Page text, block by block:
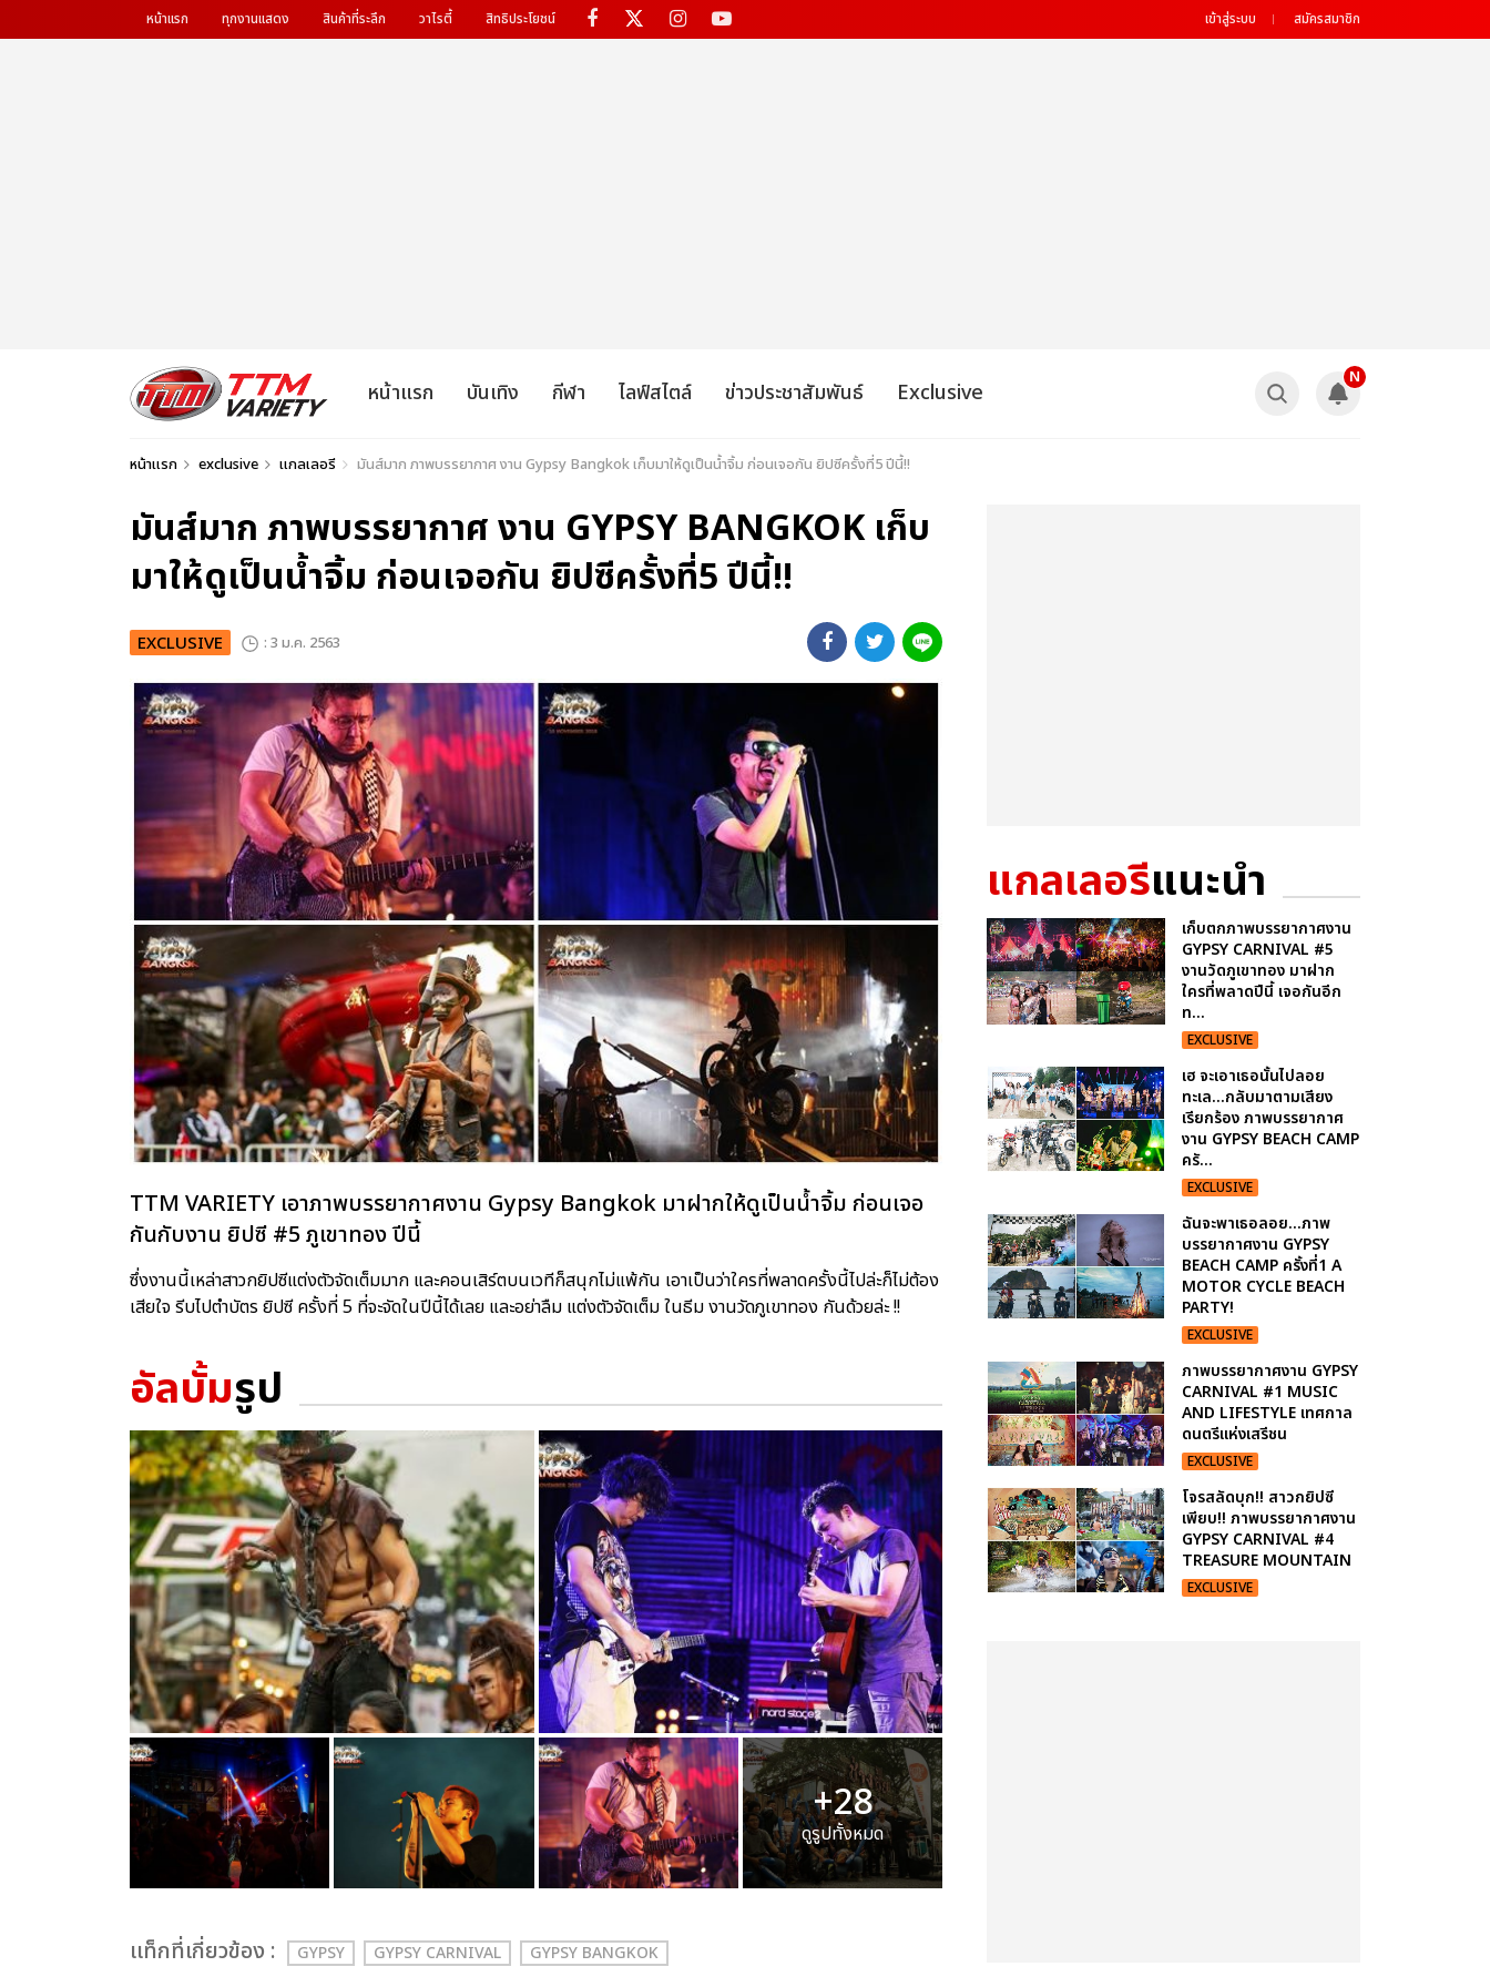
หน้าแรก ทุกงานแสดง สินค้าที่ระลึก วาไรตี้ สิทธิประโยชน์ เข้าสู่ระบบ สมัครสมาชิก
หน้าแรก บันเทิง กีฬา ไลฟ์สไตล์ ข่าวประชาสัมพันธ์ Exclusive
N
หน้าแรก exclusive แกลเลอรี มันส์มาก ภาพบรรยากาศ งาน Gypsy Bangkok เก็บมาให้ดูเป็นน้ำจิ้ม ก่อนเจอกัน ยิปซีครั้งที่5 ปีนี้!!
มันส์มาก ภาพบรรยากาศ งาน GYPSY BANGKOK เก็บ
มาให้ดูเป็นน้ำจิ้ม ก่อนเจอกัน ยิปซีครั้งที่5 ปีนี้!!
EXCLUSIVE : 3 ม.ค. 2563
TTM VARIETY เอาภาพบรรยากาศงาน Gypsy Bangkok มาฝากให้ดูเป็นน้ำจิ้ม ก่อนเจอ
กันกับงาน ยิปซี #5 ภูเขาทอง ปีนี้
ซึ่งงานนี้เหล่าสาวกยิปซีแต่งตัวจัดเต็มมาก และคอนเสิร์ตบนเวทีก็สนุกไม่แพ้กัน เอาเป็นว่าใครที่พลาดครั้งนี้ไปล่ะก็ไม่ต้อง
เสียใจ รีบไปตำบัตร ยิปซี ครั้งที่ 5 ที่จะจัดในปีนี้ได้เลย และอย่าลืม แต่งตัวจัดเต็ม ในธีม งานวัดภูเขาทอง กันด้วยล่ะ !!
อัลบั้มรูป
+28
ดูรูปทั้งหมด
เเท็กที่เกี่ยวข้อง : GYPSY GYPSY CARNIVAL GYPSY BANGKOK
แกลเลอรีแนะนำ
เก็บตกภาพบรรยากาศงาน
GYPSY CARNIVAL #5
งานวัดภูเขาทอง มาฝาก
ใครที่พลาดปีนี้ เจอกันอีก
ท...
EXCLUSIVE
เฮ จะเอาเธอนั้นไปลอย
ทะเล...กลับมาตามเสียง
เรียกร้อง ภาพบรรยากาศ
งาน GYPSY BEACH CAMP
ครั...
EXCLUSIVE
ฉันจะพาเธอลอย...ภาพ
บรรยากาศงาน GYPSY
BEACH CAMP ครั้งที่1 A
MOTOR CYCLE BEACH
PARTY!
EXCLUSIVE
ภาพบรรยากาศงาน GYPSY
CARNIVAL #1 MUSIC
AND LIFESTYLE เทศกาล
ดนตรีแห่งเสรีชน
EXCLUSIVE
โจรสลัดบุก!! สาวกยิปซี
เพียบ!! ภาพบรรยากาศงาน
GYPSY CARNIVAL #4
TREASURE MOUNTAIN
EXCLUSIVE